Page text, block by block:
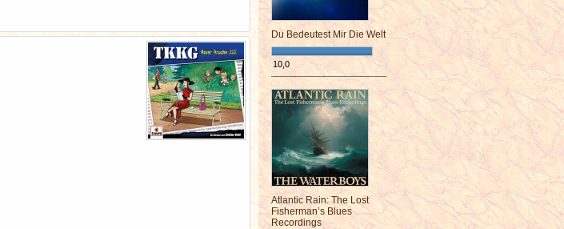
Du Bedeutest Mir Die Welt
10,0
¯¯¯¯¯¯¯¯¯¯¯¯¯¯¯¯¯¯¯¯¯¯¯¯
Atlantic Rain: The Lost
Fisherman’s Blues
Recordings